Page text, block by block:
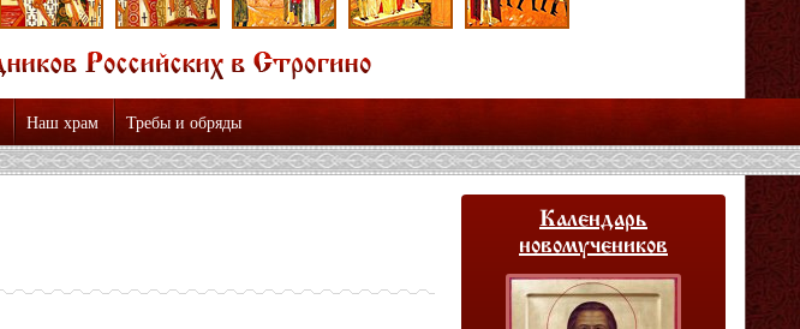
Наш храм Требы и обряды
Календарь
новомучеников